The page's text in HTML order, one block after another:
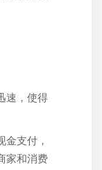
速，使得
金支付，
家和消费